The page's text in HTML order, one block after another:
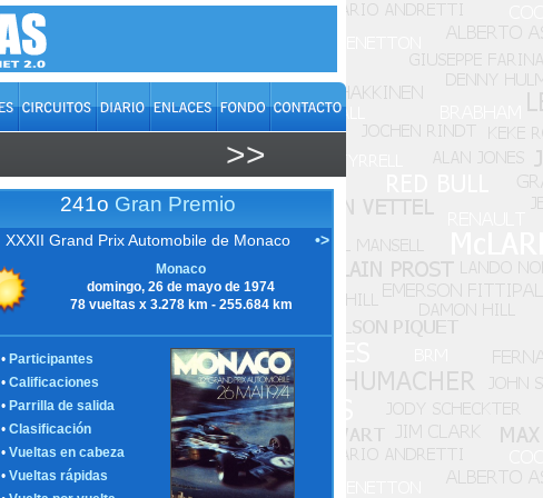
>>
241o Gran Premio
XXXII Grand Prix Automobile de Monaco •>
Monaco
domingo, 26 de mayo de 1974
78 vueltas x 3.278 km - 255.684 km
• Participantes
• Calificaciones
• Parrilla de salida
• Clasificación
• Vueltas en cabeza
• Vueltas rápidas